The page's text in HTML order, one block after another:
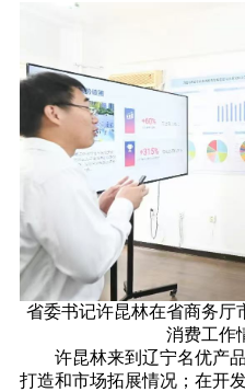
省委书记许昆林在省商务厅
消费工作
许昆林来到辽宁名优产品
打造和市场拓展情况；在开